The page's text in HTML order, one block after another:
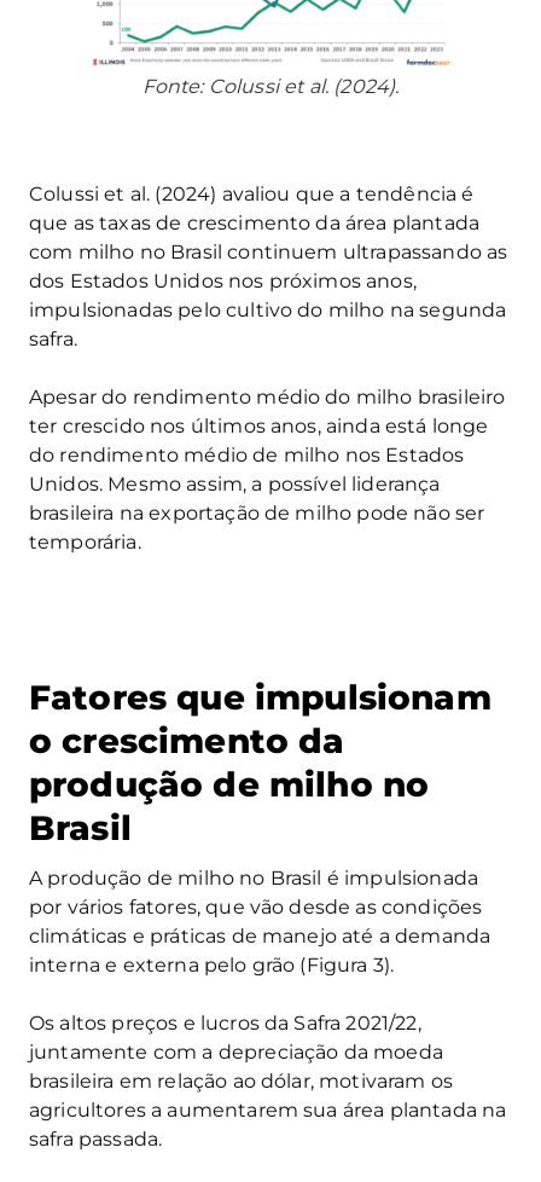
Fonte: Colussi et al. (2024).
Colussi et al. (2024) avaliou que a tendência é
que as taxas de crescimento da área plantada
com milho no Brasil continuem ultrapassando as
dos Estados Unidos nos próximos anos,
impulsionadas pelo cultivo do milho na segunda
safra.
Apesar do rendimento médio do milho brasileiro
ter crescido nos últimos anos, ainda está longe
do rendimento médio de milho nos Estados
Unidos. Mesmo assim, a possível liderança
brasileira na exportação de milho pode não ser
temporária.
Fatores que impulsionam
o crescimento da
produção de milho no
Brasil
A produção de milho no Brasil é impulsionada
por vários fatores, que vão desde as condições
climáticas e práticas de manejo até a demanda
interna e externa pelo grão (Figura 3).
Os altos preços e lucros da Safra 2021/22,
juntamente com a depreciação da moeda
brasileira em relação ao dólar, motivaram os
agricultores a aumentarem sua área plantada na
safra passada.